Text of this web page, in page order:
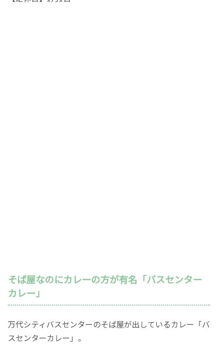
そば屋なのにカレーの方が有名「バスセンター
カレー」
万代シティバスセンターのそば屋が出しているカレー「バ
スセンターカレー」。